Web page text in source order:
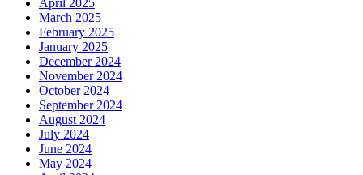
March 2025
February 2025
January 2025
December 2024
November 2024
October 2024
September 2024
August 2024
July 2024
June 2024
May 2024